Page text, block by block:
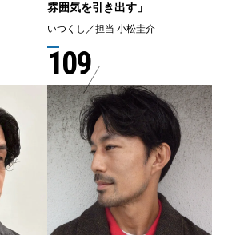
雰囲気を引き出す」
いつくし／担当 小松圭介
109